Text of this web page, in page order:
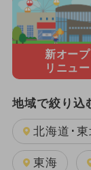
新オープ
リニュ
地域で絞り込
北海道･東
東海